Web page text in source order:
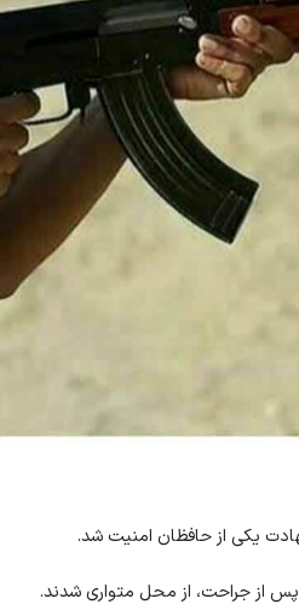
یکی از حافظان امنیت شد.
پس از جراحت، از محل متواری شدند.